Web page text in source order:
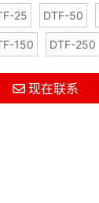
25 DTF-50
150 DTF-250
现在联系